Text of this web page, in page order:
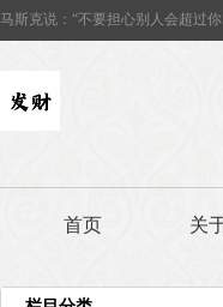
马斯克说：“不要担心别人会超过
首页 关